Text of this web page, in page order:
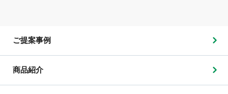
ご提案事例
商品紹介